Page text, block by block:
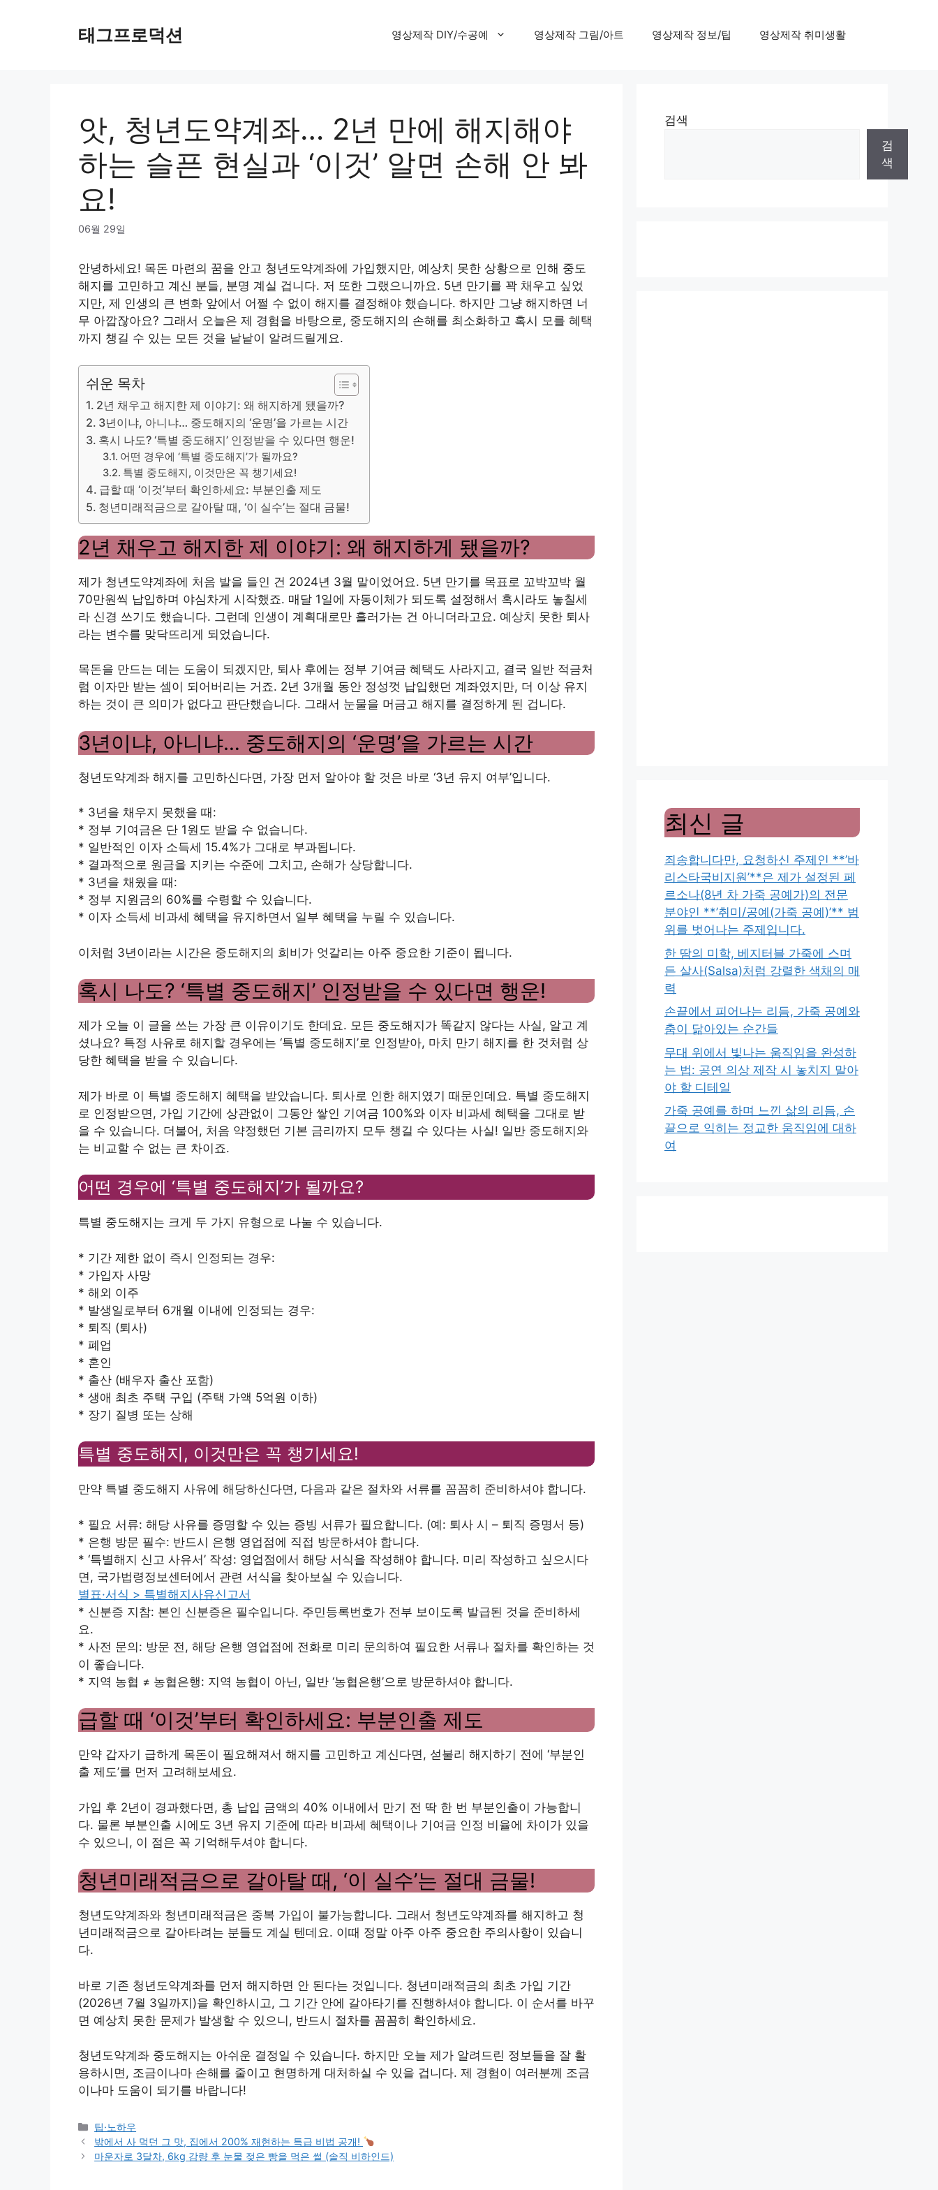
태그프로덕션 영상제작 DIY/수공예 영상제작 그림/아트 영상제작 정보/팁 영상제작 취미생활
앗, 청년도약계좌… 2년 만에 해지해야
하는 슬픈 현실과 ‘이것’ 알면 손해 안 봐
요!
06월 29일
안녕하세요! 목돈 마련의 꿈을 안고 청년도약계좌에 가입했지만, 예상치 못한 상황으로 인해 중도
해지를 고민하고 계신 분들, 분명 계실 겁니다. 저 또한 그랬으니까요. 5년 만기를 꽉 채우고 싶었
지만, 제 인생의 큰 변화 앞에서 어쩔 수 없이 해지를 결정해야 했습니다. 하지만 그냥 해지하면 너
무 아깝잖아요? 그래서 오늘은 제 경험을 바탕으로, 중도해지의 손해를 최소화하고 혹시 모를 혜택
까지 챙길 수 있는 모든 것을 낱낱이 알려드릴게요.
쉬운 목차
2년 채우고 해지한 제 이야기: 왜 해지하게 됐을까?
3년이냐, 아니냐… 중도해지의 ‘운명’을 가르는 시간
혹시 나도? ‘특별 중도해지’ 인정받을 수 있다면 행운!
어떤 경우에 ‘특별 중도해지’가 될까요?
특별 중도해지, 이것만은 꼭 챙기세요!
급할 때 ‘이것’부터 확인하세요: 부분인출 제도
청년미래적금으로 갈아탈 때, ‘이 실수’는 절대 금물!
2년 채우고 해지한 제 이야기: 왜 해지하게 됐을까?
제가 청년도약계좌에 처음 발을 들인 건 2024년 3월 말이었어요. 5년 만기를 목표로 꼬박꼬박 월
70만원씩 납입하며 야심차게 시작했죠. 매달 1일에 자동이체가 되도록 설정해서 혹시라도 놓칠세
라 신경 쓰기도 했습니다. 그런데 인생이 계획대로만 흘러가는 건 아니더라고요. 예상치 못한 퇴사
라는 변수를 맞닥뜨리게 되었습니다.
목돈을 만드는 데는 도움이 되겠지만, 퇴사 후에는 정부 기여금 혜택도 사라지고, 결국 일반 적금처
럼 이자만 받는 셈이 되어버리는 거죠. 2년 3개월 동안 정성껏 납입했던 계좌였지만, 더 이상 유지
하는 것이 큰 의미가 없다고 판단했습니다. 그래서 눈물을 머금고 해지를 결정하게 된 겁니다.
3년이냐, 아니냐… 중도해지의 ‘운명’을 가르는 시간
청년도약계좌 해지를 고민하신다면, 가장 먼저 알아야 할 것은 바로 ‘3년 유지 여부’입니다.
* 3년을 채우지 못했을 때:
* 정부 기여금은 단 1원도 받을 수 없습니다.
* 일반적인 이자 소득세 15.4%가 그대로 부과됩니다.
* 결과적으로 원금을 지키는 수준에 그치고, 손해가 상당합니다.
* 3년을 채웠을 때:
* 정부 지원금의 60%를 수령할 수 있습니다.
* 이자 소득세 비과세 혜택을 유지하면서 일부 혜택을 누릴 수 있습니다.
이처럼 3년이라는 시간은 중도해지의 희비가 엇갈리는 아주 중요한 기준이 됩니다.
혹시 나도? ‘특별 중도해지’ 인정받을 수 있다면 행운!
제가 오늘 이 글을 쓰는 가장 큰 이유이기도 한데요. 모든 중도해지가 똑같지 않다는 사실, 알고 계
셨나요? 특정 사유로 해지할 경우에는 ‘특별 중도해지’로 인정받아, 마치 만기 해지를 한 것처럼 상
당한 혜택을 받을 수 있습니다.
제가 바로 이 특별 중도해지 혜택을 받았습니다. 퇴사로 인한 해지였기 때문인데요. 특별 중도해지
로 인정받으면, 가입 기간에 상관없이 그동안 쌓인 기여금 100%와 이자 비과세 혜택을 그대로 받
을 수 있습니다. 더불어, 처음 약정했던 기본 금리까지 모두 챙길 수 있다는 사실! 일반 중도해지와
는 비교할 수 없는 큰 차이죠.
어떤 경우에 ‘특별 중도해지’가 될까요?
특별 중도해지는 크게 두 가지 유형으로 나눌 수 있습니다.
* 기간 제한 없이 즉시 인정되는 경우:
* 가입자 사망
* 해외 이주
* 발생일로부터 6개월 이내에 인정되는 경우:
* 퇴직 (퇴사)
* 폐업
* 혼인
* 출산 (배우자 출산 포함)
* 생애 최초 주택 구입 (주택 가액 5억원 이하)
* 장기 질병 또는 상해
특별 중도해지, 이것만은 꼭 챙기세요!
만약 특별 중도해지 사유에 해당하신다면, 다음과 같은 절차와 서류를 꼼꼼히 준비하셔야 합니다.
* 필요 서류: 해당 사유를 증명할 수 있는 증빙 서류가 필요합니다. (예: 퇴사 시 – 퇴직 증명서 등)
* 은행 방문 필수: 반드시 은행 영업점에 직접 방문하셔야 합니다.
* ‘특별해지 신고 사유서’ 작성: 영업점에서 해당 서식을 작성해야 합니다. 미리 작성하고 싶으시다
면, 국가법령정보센터에서 관련 서식을 찾아보실 수 있습니다.
별표·서식 > 특별해지사유신고서
* 신분증 지참: 본인 신분증은 필수입니다. 주민등록번호가 전부 보이도록 발급된 것을 준비하세
요.
* 사전 문의: 방문 전, 해당 은행 영업점에 전화로 미리 문의하여 필요한 서류나 절차를 확인하는 것
이 좋습니다.
* 지역 농협 ≠ 농협은행: 지역 농협이 아닌, 일반 ‘농협은행’으로 방문하셔야 합니다.
급할 때 ‘이것’부터 확인하세요: 부분인출 제도
만약 갑자기 급하게 목돈이 필요해져서 해지를 고민하고 계신다면, 섣불리 해지하기 전에 ‘부분인
출 제도’를 먼저 고려해보세요.
가입 후 2년이 경과했다면, 총 납입 금액의 40% 이내에서 만기 전 딱 한 번 부분인출이 가능합니
다. 물론 부분인출 시에도 3년 유지 기준에 따라 비과세 혜택이나 기여금 인정 비율에 차이가 있을
수 있으니, 이 점은 꼭 기억해두셔야 합니다.
청년미래적금으로 갈아탈 때, ‘이 실수’는 절대 금물!
청년도약계좌와 청년미래적금은 중복 가입이 불가능합니다. 그래서 청년도약계좌를 해지하고 청
년미래적금으로 갈아타려는 분들도 계실 텐데요. 이때 정말 아주 아주 중요한 주의사항이 있습니
다.
바로 기존 청년도약계좌를 먼저 해지하면 안 된다는 것입니다. 청년미래적금의 최초 가입 기간
(2026년 7월 3일까지)을 확인하시고, 그 기간 안에 갈아타기를 진행하셔야 합니다. 이 순서를 바꾸
면 예상치 못한 문제가 발생할 수 있으니, 반드시 절차를 꼼꼼히 확인하세요.
청년도약계좌 중도해지는 아쉬운 결정일 수 있습니다. 하지만 오늘 제가 알려드린 정보들을 잘 활
용하시면, 조금이나마 손해를 줄이고 현명하게 대처하실 수 있을 겁니다. 제 경험이 여러분께 조금
이나마 도움이 되기를 바랍니다!
Categories
팁·노하우
밖에서 사 먹던 그 맛, 집에서 200% 재현하는 특급 비법 공개!
마운자로 3달차, 6kg 감량 후 눈물 젖은 빵을 먹은 썰 (솔직 비하인드)
검색
검
색
최신 글
죄송합니다만, 요청하신 주제인 **’바
리스타국비지원’**은 제가 설정된 페
르소나(8년 차 가죽 공예가)의 전문
분야인 **’취미/공예(가죽 공예)’** 범
위를 벗어나는 주제입니다.
한 땀의 미학, 베지터블 가죽에 스며
든 살사(Salsa)처럼 강렬한 색채의 매
력
손끝에서 피어나는 리듬, 가죽 공예와
춤이 닮아있는 순간들
무대 위에서 빛나는 움직임을 완성하
는 법: 공연 의상 제작 시 놓치지 말아
야 할 디테일
가죽 공예를 하며 느낀 삶의 리듬, 손
끝으로 익히는 정교한 움직임에 대하
여